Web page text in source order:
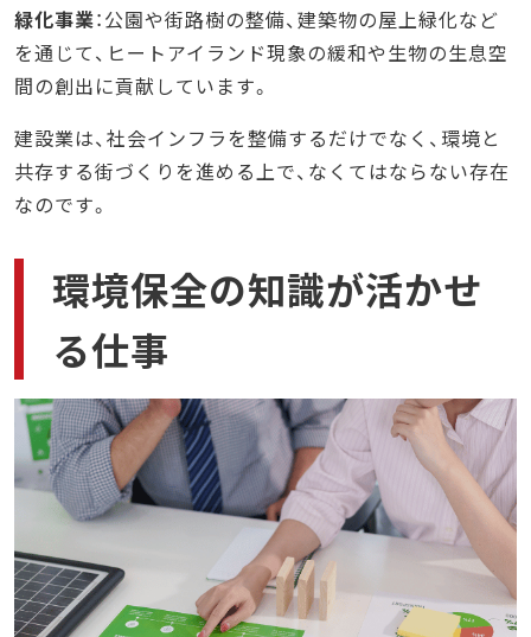
緑化事業：公園や街路樹の整備、建築物の屋上緑化など
を通じて、ヒートアイランド現象の緩和や生物の生息空
間の創出に貢献しています。
建設業は、社会インフラを整備するだけでなく、環境と
共存する街づくりを進める上で、なくてはならない存在
なのです。
環境保全の知識が活かせ
る仕事